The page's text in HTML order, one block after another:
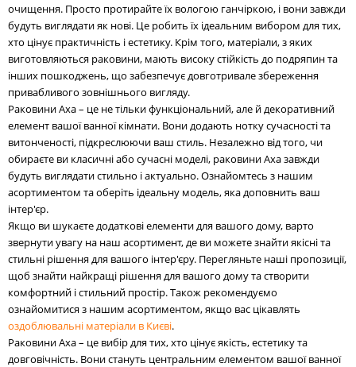
очищення. Просто протирайте їх вологою ганчіркою, і вони завжди
будуть виглядати як нові. Це робить їх ідеальним вибором для тих,
хто цінує практичність і естетику. Крім того, матеріали, з яких
виготовляються раковини, мають високу стійкість до подряпин та
інших пошкоджень, що забезпечує довготривале збереження
привабливого зовнішнього вигляду.
Раковини Axa – це не тільки функціональний, але й декоративний
елемент вашої ванної кімнати. Вони додають нотку сучасності та
витонченості, підкреслюючи ваш стиль. Незалежно від того, чи
обираєте ви класичні або сучасні моделі, раковини Axa завжди
будуть виглядати стильно і актуально. Ознайомтесь з нашим
асортиментом та оберіть ідеальну модель, яка доповнить ваш
інтер'єр.
Якщо ви шукаєте додаткові елементи для вашого дому, варто
звернути увагу на наш асортимент, де ви можете знайти якісні та
стильні рішення для вашого інтер'єру. Перегляньте наші пропозиції,
щоб знайти найкращі рішення для вашого дому та створити
комфортний і стильний простір. Також рекомендуємо
ознайомитися з нашим асортиментом, якщо вас цікавлять
оздоблювальні матеріали в Києві.
Раковини Axa – це вибір для тих, хто цінує якість, естетику та
довговічність. Вони стануть центральним елементом вашої ванної